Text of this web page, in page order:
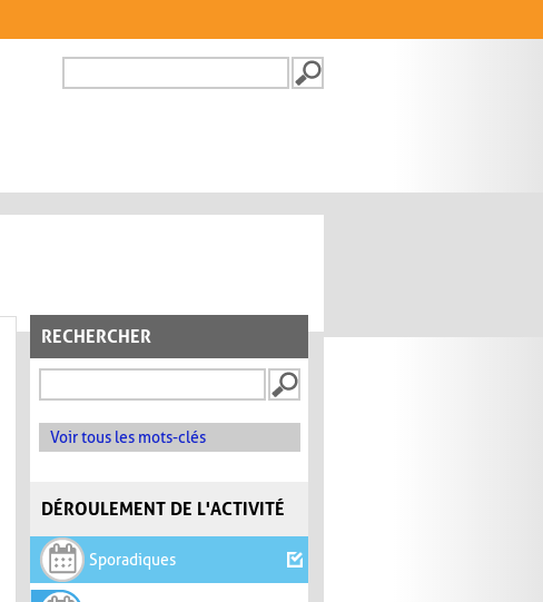
FORMULAIRE DE
RECHERCHER
Voir tous les mots-clés
DÉROULEMENT DE L'ACTIVITÉ
Sporadiques